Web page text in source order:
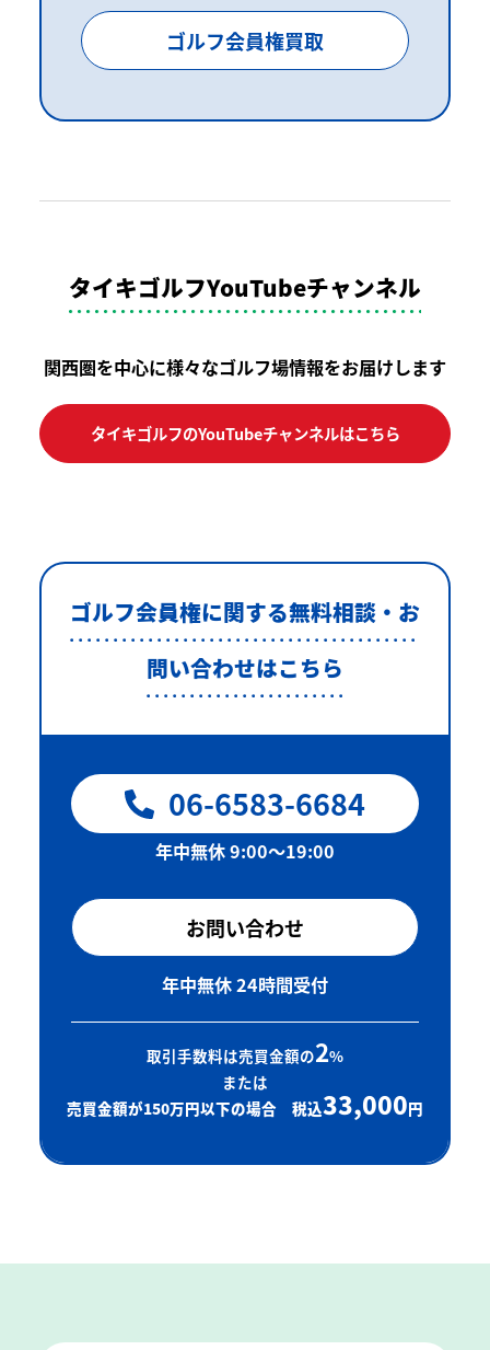
ゴルフ会員権買取
タイキゴルフYouTubeチャンネル
関西圏を中心に様々なゴルフ場情報をお届けします
タイキゴルフのYouTubeチャンネルはこちら
ゴルフ会員権に関する無料相談・お
問い合わせはこちら
06-6583-6684
年中無休 9:00〜19:00
お問い合わせ
年中無休 24時間受付
取引手数料は売買金額の2%
または
売買金額が150万円以下の場合 税込33,000円